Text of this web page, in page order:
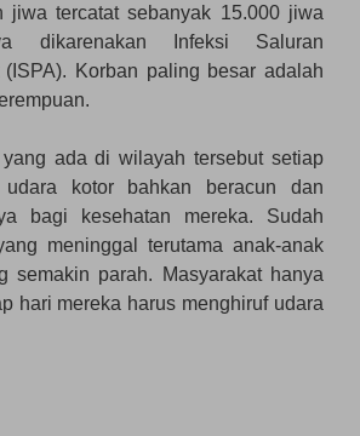
jiwa tercatat sebanyak 15.000 jiwa
dikarenakan Infeksi Saluran
(ISPA). Korban paling besar adalah
ada di wilayah tersebut setiap
udara kotor bahkan beracun dan
bagi kesehatan mereka. Sudah
meninggal terutama anak-anak
semakin parah. Masyarakat hanya
hari mereka harus menghiruf udara